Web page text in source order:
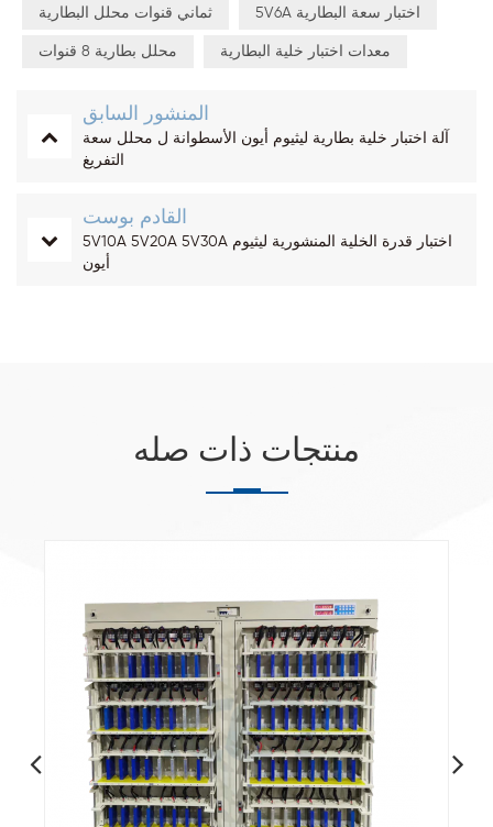
ثماني قنوات محلل البطارية 5V6A اختبار سعة البطارية
محلل بطارية 8 قنوات معدات اختبار خلية البطارية
المنشور السابق
آلة اختبار خلية بطارية ليثيوم أيون الأسطوانة ل محلل سعة
التفريغ
القادم بوست
5V10A 5V20A 5V30A اختبار قدرة الخلية المنشورية ليثيوم
أيون
منتجات ذات صله